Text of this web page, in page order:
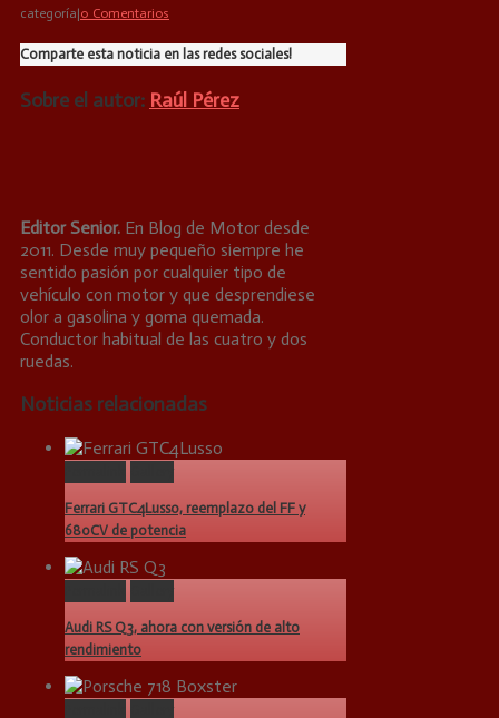
categoría|0 Comentarios
Comparte esta noticia en las redes sociales!
Sobre el autor: Raúl Pérez
Editor Senior. En Blog de Motor desde
2011. Desde muy pequeño siempre he
sentido pasión por cualquier tipo de
vehículo con motor y que desprendiese
olor a gasolina y goma quemada.
Conductor habitual de las cuatro y dos
ruedas.
Noticias relacionadas
Ferrari GTC4Lusso, reemplazo del FF y
680CV de potencia
Audi RS Q3, ahora con versión de alto
rendimiento